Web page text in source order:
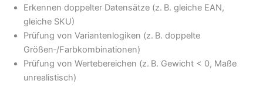
Erkennen doppelter Datensätze (z. B. gleiche EAN,
gleiche SKU)
Prüfung von Variantenlogiken (z. B. doppelte
Größen‑/Farbkombinationen)
Prüfung von Wertebereichen (z. B. Gewicht < 0, Maße
unrealistisch)